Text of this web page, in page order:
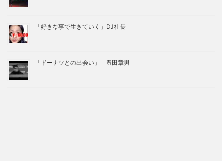
「好きな事で生きていく」DJ社長
「ドーナツとの出会い」 豊田章男